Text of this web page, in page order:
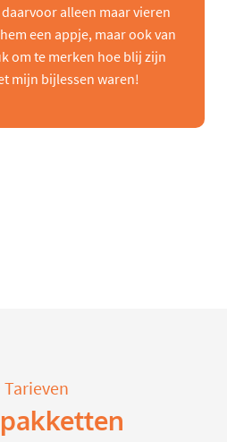
alleen maar vieren
een appje, maar ook van
om te merken hoe blij zijn
mijn bijlessen waren!
Tarieven